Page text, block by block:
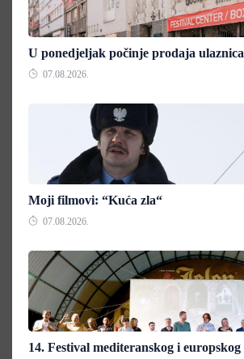
U ponedjeljak počinje prodaja ulaznica
07.08.2026.
Moji filmovi: “Kuća zla“
07.08.2026.
14. Festival mediteranskog i